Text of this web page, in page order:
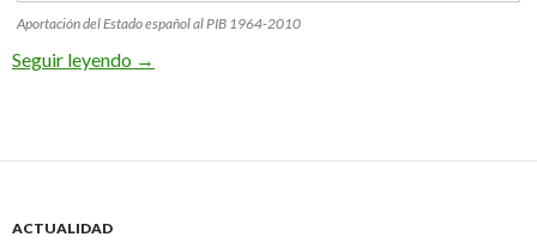
Aportación del Estado español al PIB 1964-2010
Seguir leyendo ¿La privatización debilita al Estado?
→
ACTUALIDAD